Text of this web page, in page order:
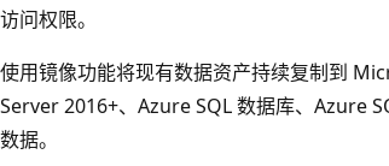
访问权限。
使用镜像功能将现有数据资产持续复制到
Server 2016+、Azure SQL 数据库、Azure
数据。